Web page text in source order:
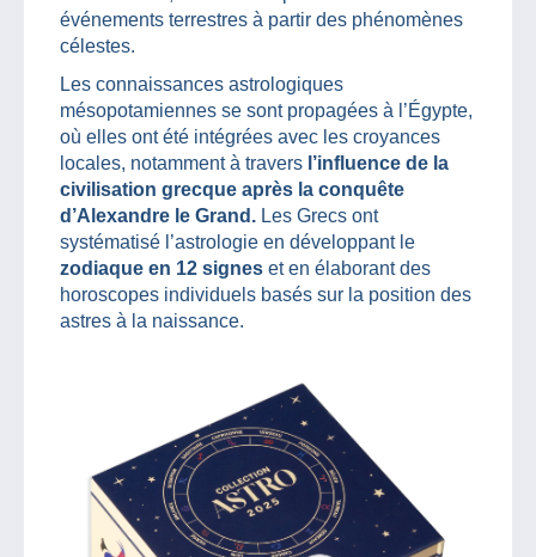
événements terrestres à partir des phénomènes
célestes.
Les connaissances astrologiques
mésopotamiennes se sont propagées à l’Égypte,
où elles ont été intégrées avec les croyances
locales, notamment à travers l’influence de la
civilisation grecque après la conquête
d’Alexandre le Grand. Les Grecs ont
systématisé l’astrologie en développant le
zodiaque en 12 signes et en élaborant des
horoscopes individuels basés sur la position des
astres à la naissance.